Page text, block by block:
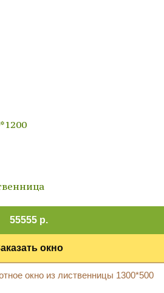
55555 р.
окно
окно из лиственницы 1300*500